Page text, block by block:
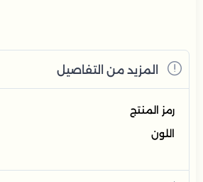
المزيد من التفاصيل
رمز المنتج
اللون